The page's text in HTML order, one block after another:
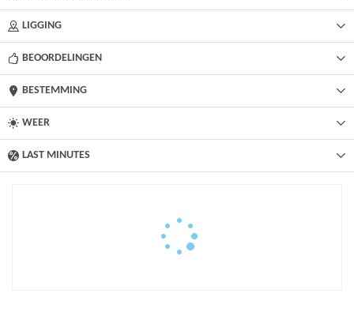
LIGGING
BEOORDELINGEN
BESTEMMING
WEER
LAST MINUTES